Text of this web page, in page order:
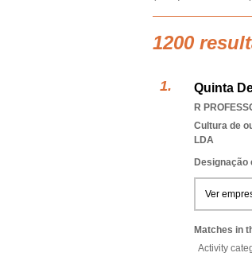
1200
Quinta
R
Cultura de
LDA
Designação
Ver
Matches in
Activity